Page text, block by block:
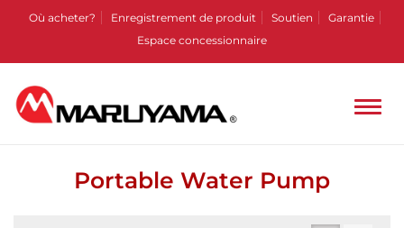
Où acheter? Enregistrement de produit Soutien
Garantie
Espace concessionnaire
Portable Water Pump